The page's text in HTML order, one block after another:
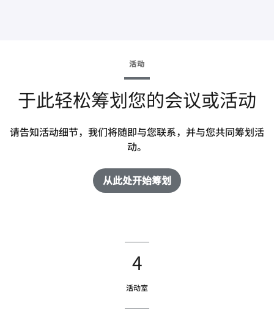
活动
于此轻松筹划您的会议或活动
请告知活动细节，我们将随即与您联系，并与您共同筹划活
动。
从此处开始筹划
4
活动室